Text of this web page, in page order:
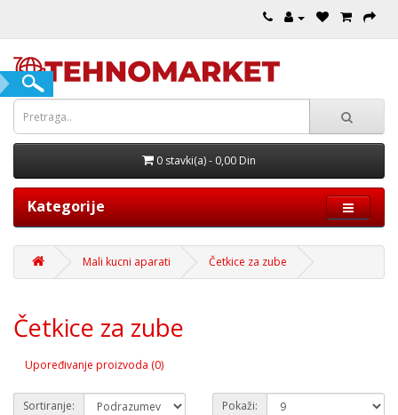
0 stavki(a) - 0,00 Din
Kategorije
Mali kucni aparati Četkice za zube
Četkice za zube
Upoređivanje proizvoda (0)
Sortiranje: Pokaži: